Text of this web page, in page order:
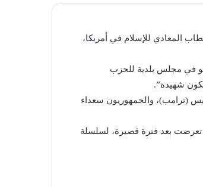
المعادي للإسلام في أمريكا،
في مجلس بلدية للحزب
شهيدة”.
(ترامب)، والجمهوريون سعداء
بعد فترة قصيرة، لسلسلة